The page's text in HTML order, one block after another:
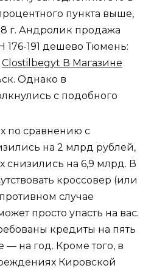
пункта выше,
г. Андролик продажа
176-191 дешево Тюмень:
Clostilbegyt В Магазине
Однако в
с подобного
по сравнению с
на 2 млрд рублей,
снизились на 6,9 млрд. В
кроссовер (или
случае
просто упасть на вас.
кредиты на пять
— на год. Кроме того, в
Кировской